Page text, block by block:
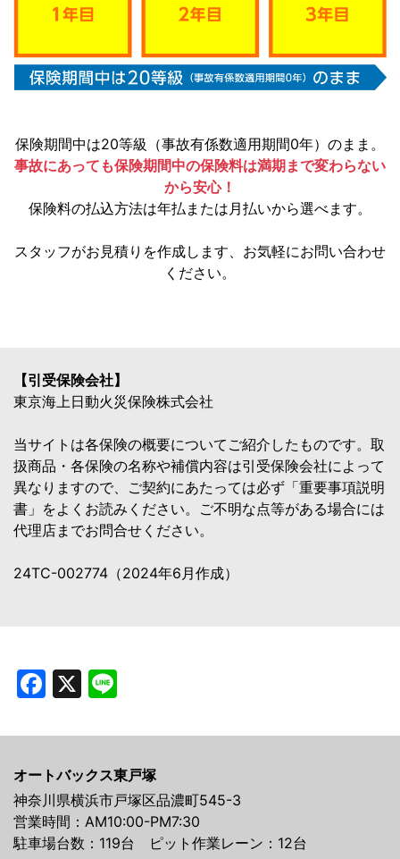
保険期間中は20等級（事故有係数適用期間0年）のまま。
事故にあっても保険期間中の保険料は満期まで変わらない
から安心！
保険料の払込方法は年払または月払いから選べます。
スタッフがお見積りを作成します、お気軽にお問い合わせ
ください。
【引受保険会社】
東京海上日動火災保険株式会社
当サイトは各保険の概要についてご紹介したものです。取
扱商品・各保険の名称や補償内容は引受保険会社によって
異なりますので、ご契約にあたっては必ず「重要事項説明
書」をよくお読みください。ご不明な点等がある場合には
代理店までお問合せください。
24TC-002774（2024年6月作成）
Facebook
X
オートバックス東戸塚
神奈川県横浜市戸塚区品濃町545-3
営業時間：AM10:00-PM7:30
駐車場台数：119台 ピット作業レーン：12台